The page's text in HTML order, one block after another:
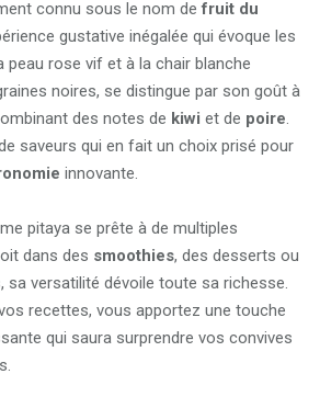
connu sous le nom defruit du
gustative inégalée qui évoque les
peau rose vif et à la chair blanche
noires, se distingue par son goût à
des notes de kiwi et de poire.
saveurs qui en fait un choix prisé pour
innovante.
pitaya se prête à de multiples
dans des smoothies, des desserts ou
sa versatilité dévoile toute sa richesse.
recettes, vous apportez une touche
qui saura surprendre vos convives